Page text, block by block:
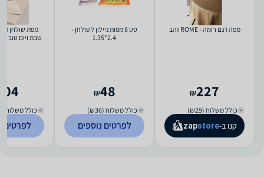
מפה דגם רומה - ROME זהב
227
₪
כולל משלוח (₪29)
קנו ב- zapstore
סט 8 מפות ניילון לשולחן -
2.4*1.35
48
₪
כולל משלוח (₪36)
לפרטים נוספים
מפת שולחן
שבת ויום טוב - 140X450 ס"מ
כולל משלוח (₪35)
לפרטים